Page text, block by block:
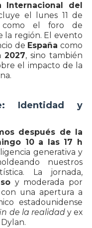
Internacional del
el lunes 11 de
como el foro de
la región. El evento
de Españacomo
2027, sino también
el impacto de la
Identidad y
después de la
10 a las 17 h
generativa y
nuestros
La jornada,
y moderada por
una apertura a
estadounidense
de la realidady ex